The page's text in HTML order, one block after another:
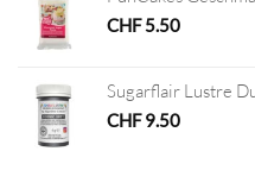
CHF5.50
Sugarflair Lustre
CHF9.50